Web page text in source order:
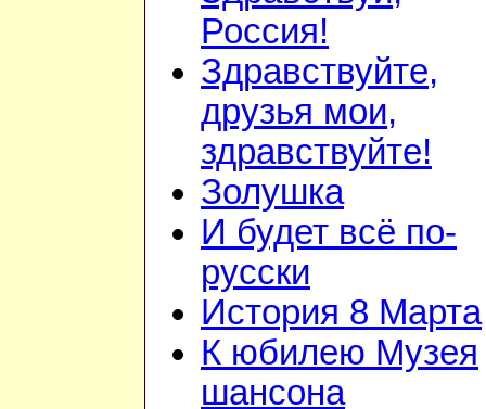
Россия!
Здравствуйте,
друзья мои,
здравствуйте!
Золушка
И будет всё по-
русски
История 8 Марта
К юбилею Музея
шансона